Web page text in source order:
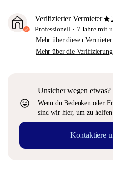
Verifizierter Vermieterstar
Professionell · 7 Jahre mit
Mehr über diesen Vermieter
Mehr über die Verifizierung
sentiment_very_satisfied
Unsicher wegen etwas?
Wenn du Bedenken oder
sind wir hier, um zu helfen.
Kontaktiere